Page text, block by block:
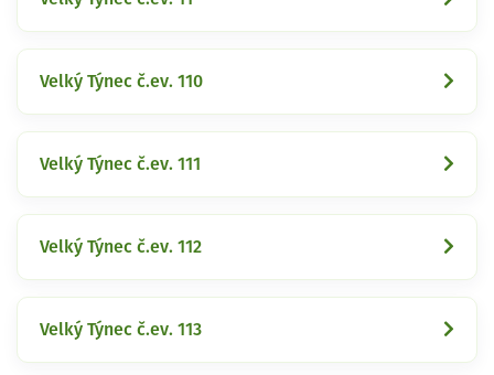
Velký Týnec č.ev. 110
Velký Týnec č.ev. 111
Velký Týnec č.ev. 112
Velký Týnec č.ev. 113